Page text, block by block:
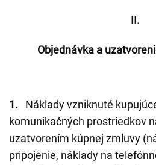
II.
Objednávka a
1. Náklady vzniknuté
komunikačných prostriedkov
uzatvorením kúpnej zmluvy
pripojenie, náklady na